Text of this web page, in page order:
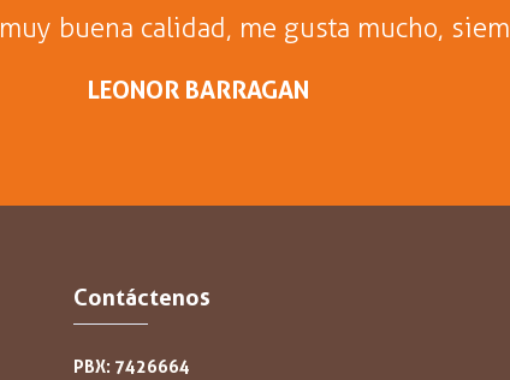
Contáctenos
PBX: 7426664